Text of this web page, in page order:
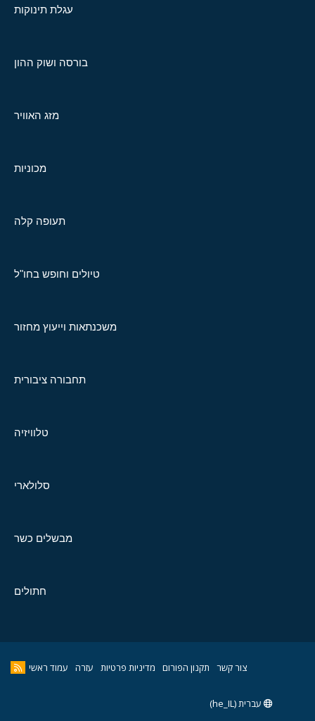
עגלת תינוקות
בורסה ושוק ההון
מזג האוויר
מכוניות
תעופה קלה
טיולים וחופש בחו"ל
משכנתאות וייעוץ מחזור
תחבורה ציבורית
טלוויזיה
סלולארי
מבשלים כשר
חתולים
צור קשר תקנון הפורום מדיניות פרטיות עזרה עמוד ראשי
עברית (he_IL)